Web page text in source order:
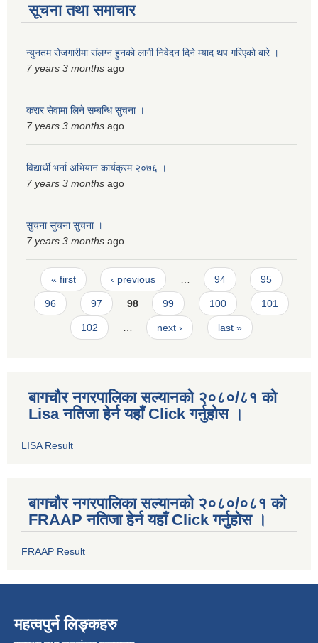
सूचना तथा समाचार
न्युनतम रोजगारीमा संलग्न हुनको लागी निवेदन दिने म्याद थप गरिएको बारे ।
7 years 3 months ago
करार सेवामा लिने सम्बन्धि सुचना ।
7 years 3 months ago
विद्यार्थी भर्ना अभियान कार्यक्रम २०७६ ।
7 years 3 months ago
सुचना सुचना सुचना ।
7 years 3 months ago
Pages
« first ‹ previous … 94 95
96 97 98 99 100 101
102 … next › last »
बागचौर नगरपालिका सल्यानको २०८०/८१ को
Lisa नतिजा हेर्न यहाँ Click गर्नुहोस ।
LISA Result
बागचौर नगरपालिका सल्यानको २०८०/०८१ को
FRAAP नतिजा हेर्न यहाँ Click गर्नुहोस ।
FRAAP Result
महत्वपुर्न लिङ्कहरु